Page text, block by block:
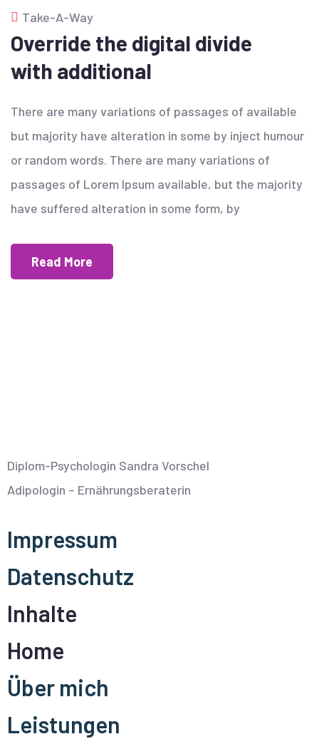
Take-A-Way
Override the digital divide
with additional
There are many variations of passages of available
but majority have alteration in some by inject humour
or random words. There are many variations of
passages of Lorem Ipsum available, but the majority
have suffered alteration in some form, by
Read More
Diplom-Psychologin Sandra Vorschel
Adipologin – Ernährungsberaterin
Impressum
Datenschutz
Inhalte
Home
Über mich
Leistungen